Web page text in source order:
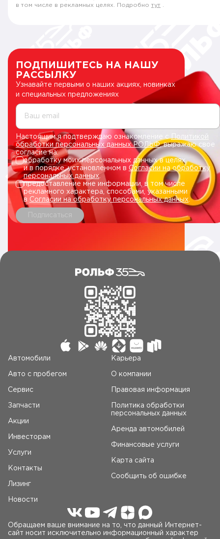
в том числе в рекламных целях. Подробно тут
ПОДПИШИТЕСЬ НА НАШУ
РАССЫЛКУ
Узнавайте первыми о наших акциях, новинках
и специальных предложениях
Ваш email
Настоящим я подтверждаю ознакомление сПолитикой
обработки персональных данных РОЛЬФ, выражаю свое
согласие на:
обработку моих персональных данных в целях
и в порядке, установленном в Согласии на обработку
персональных данных.
предоставление мне информации, в том числе
рекламного характера, способами, указанными
в Согласии на обработку персональных данных
Подписаться
Автомобили
Авто c пробегом
Сервис
Запчасти
Акции
Инвесторам
Услуги
Контакты
Лизинг
Новости
Карьера
О компании
Правовая информация
Политика обработки
персональных данных
Аренда автомобилей
Финансовые услуги
Карта сайта
Сообщить об ошибке
Обращаем ваше внимание на то, что данный Интернет-
сайт носит исключительно информационный характер